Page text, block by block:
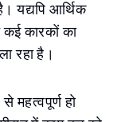
यद्यपि आर्थिक
कारकों का
रहा है।
महत्वपूर्ण हो